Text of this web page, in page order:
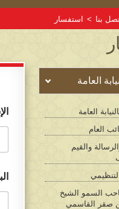
بنا > استفسار
العامة
العامة
العام
والقيم
السمو الشيخ
صقر القاسمي